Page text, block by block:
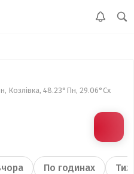
Козлівка, 48.23°Пн, 29.06°Сх
По годинах